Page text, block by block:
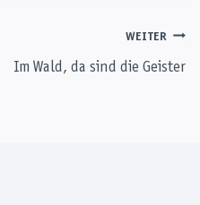
WEITER
Im Wald, da sind die Geister